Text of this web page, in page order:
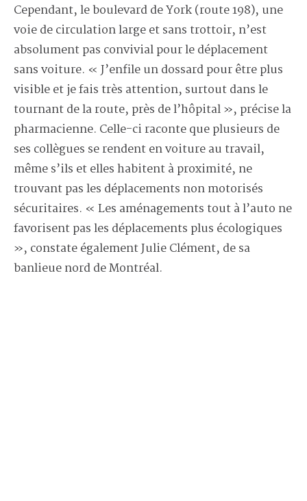
Cependant, le boulevard de York (route 198), une
voie de circulation large et sans trottoir, n’est
absolument pas convivial pour le déplacement
sans voiture. « J’enfile un dossard pour être plus
visible et je fais très attention, surtout dans le
tournant de la route, près de l’hôpital », précise la
pharmacienne. Celle-ci raconte que plusieurs de
ses collègues se rendent en voiture au travail,
même s’ils et elles habitent à proximité, ne
trouvant pas les déplacements non motorisés
sécuritaires. « Les aménagements tout à l’auto ne
favorisent pas les déplacements plus écologiques
», constate également Julie Clément, de sa
banlieue nord de Montréal.